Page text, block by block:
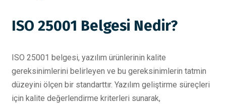
ISO 25001 Belgesi Nedir?
ISO 25001 belgesi, yazılım ürünlerinin kalite
gereksinimlerini belirleyen ve bu gereksinimlerin tatmin
düzeyini ölçen bir standarttır. Yazılım geliştirme süreçleri
için kalite değerlendirme kriterleri sunarak,